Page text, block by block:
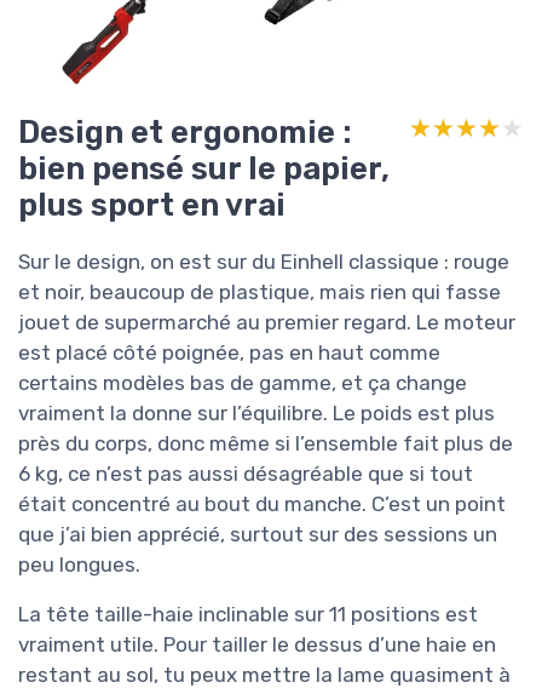
Design et ergonomie :
bien pensé sur le papier,
plus sport en vrai
★★★★★
★★★★★
Sur le design, on est sur du Einhell classique : rouge
et noir, beaucoup de plastique, mais rien qui fasse
jouet de supermarché au premier regard. Le moteur
est placé côté poignée, pas en haut comme
certains modèles bas de gamme, et ça change
vraiment la donne sur l’équilibre. Le poids est plus
près du corps, donc même si l’ensemble fait plus de
6 kg, ce n’est pas aussi désagréable que si tout
était concentré au bout du manche. C’est un point
que j’ai bien apprécié, surtout sur des sessions un
peu longues.
La tête taille-haie inclinable sur 11 positions est
vraiment utile. Pour tailler le dessus d’une haie en
restant au sol, tu peux mettre la lame quasiment à